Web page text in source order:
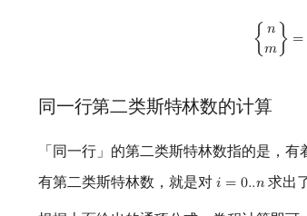
{ 𝑛
𝑚 } =
m }= Fm
同一行第二类斯特林数的计算
「同一行」的第二类斯特林数指的是，有
有第二类斯特林数，就是对 𝑖 = 0..𝑛
i =0. .n 求出